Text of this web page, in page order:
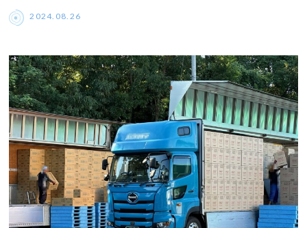
2024.08.26